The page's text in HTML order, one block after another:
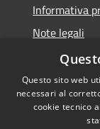
Informativa
Note legali
Questo sito web
necessari al
cookie tecnico